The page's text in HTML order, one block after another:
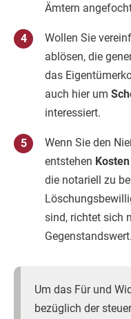
Ämtern
Wollen Sie
ablösen, die
das
auch hier um
interessiert.
Wenn Sie den
entstehen Kosten
die notariell zu
sind, richtet sich
Gegenstandswert.
Um das Für und
bezüglich der